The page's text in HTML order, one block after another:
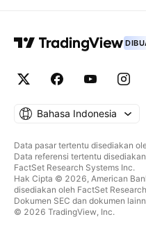
Bahasa Indonesia
Data pasar tertentu disediakan
Data referensi tertentu
FactSet Research Systems Inc.
Hak Cipta © 2026, American
disediakan oleh FactSet
Dokumen SEC dan dokumen
© 2026 TradingView, Inc.